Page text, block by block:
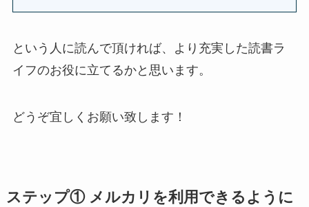
という人に読んで頂ければ、より充実した読書ラ
イフのお役に立てるかと思います。
どうぞ宜しくお願い致します！
ステップ① メルカリを利用できるように